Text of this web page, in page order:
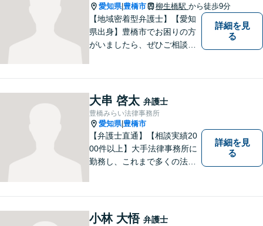
愛知県| 豊橋市 柳生橋駅 から徒歩9分
【地域密着型弁護士】【愛知
県出身】豊橋市でお困りの方
がいましたら、ぜひご相談く
詳細を見
る
大串 啓太 弁護士
豊橋みらい法律事務所
愛知県| 豊橋市
【弁護士直通】【相談実績20
00件以上】大手法律事務所に
勤務し、これまで多くの法律
回30分は無料ですから、お気
軽にお電話ください。
詳細を見
る
小林 大悟 弁護士